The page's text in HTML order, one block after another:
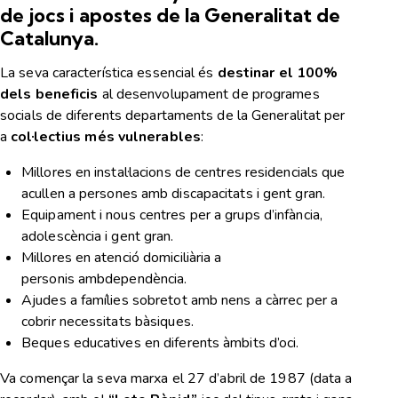
de jocs i apostes de la Generalitat de
Catalunya.
La seva característica essencial és destinar el 100%
dels beneficis al desenvolupament de programes
socials de diferents departaments de la Generalitat per
a col·lectius més vulnerables:
Millores en instal·lacions de centres residencials que
acullen a persones amb discapacitats i gent gran.
Equipament i nous centres per a grups d’infància,
adolescència i gent gran.
Millores en atenció domiciliària a
personis ambdependència.
Ajudes a famílies sobretot amb nens a càrrec per a
cobrir necessitats bàsiques.
Beques educatives en diferents àmbits d’oci.
Va començar la seva marxa el 27 d’abril de 1987 (data a